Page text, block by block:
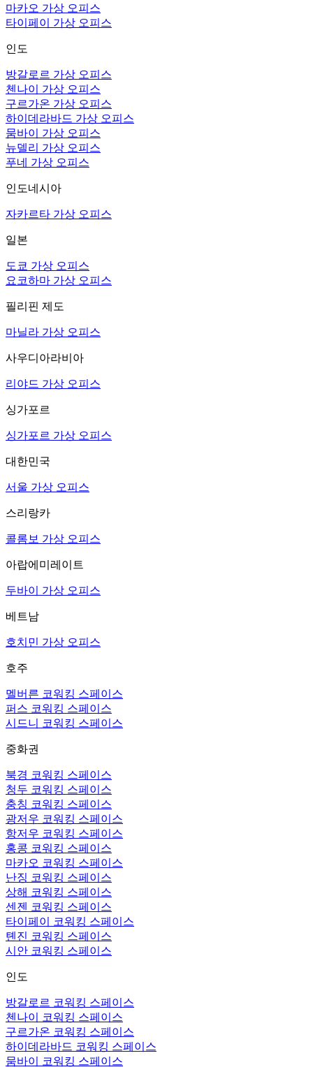
마카오 가상 오피스
타이페이 가상 오피스
인도
방갈로르 가상 오피스
첸나이 가상 오피스
구르가온 가상 오피스
하이데라바드 가상 오피스
뭄바이 가상 오피스
뉴델리 가상 오피스
푸네 가상 오피스
인도네시아
자카르타 가상 오피스
일본
도쿄 가상 오피스
요코하마 가상 오피스
필리핀 제도
마닐라 가상 오피스
사우디아라비아
리야드 가상 오피스
싱가포르
싱가포르 가상 오피스
대한민국
서울 가상 오피스
스리랑카
콜롬보 가상 오피스
아랍에미레이트
두바이 가상 오피스
베트남
호치민 가상 오피스
호주
멜버른 코워킹 스페이스
퍼스 코워킹 스페이스
시드니 코워킹 스페이스
중화권
북경 코워킹 스페이스
청두 코워킹 스페이스
충칭 코워킹 스페이스
광저우 코워킹 스페이스
항저우 코워킹 스페이스
홍콩 코워킹 스페이스
마카오 코워킹 스페이스
난징 코워킹 스페이스
상해 코워킹 스페이스
센젠 코워킹 스페이스
타이페이 코워킹 스페이스
톈진 코워킹 스페이스
시안 코워킹 스페이스
인도
방갈로르 코워킹 스페이스
첸나이 코워킹 스페이스
구르가온 코워킹 스페이스
하이데라바드 코워킹 스페이스
뭄바이 코워킹 스페이스